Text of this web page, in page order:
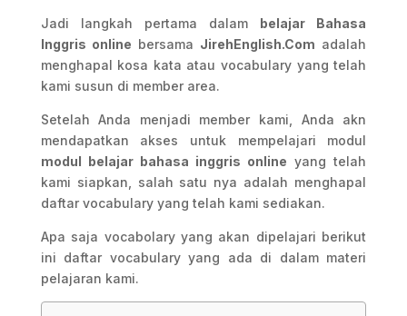
Jadi langkah pertama dalam belajar Bahasa
Inggris online bersama JirehEnglish.Com adalah
menghapal kosa kata atau vocabulary yang telah
kami susun di member area.
Setelah Anda menjadi member kami, Anda akn
mendapatkan akses untuk mempelajari modul
modul belajar bahasa inggris online yang telah
kami siapkan, salah satu nya adalah menghapal
daftar vocabulary yang telah kami sediakan.
Apa saja vocabolary yang akan dipelajari berikut
ini daftar vocabulary yang ada di dalam materi
pelajaran kami.